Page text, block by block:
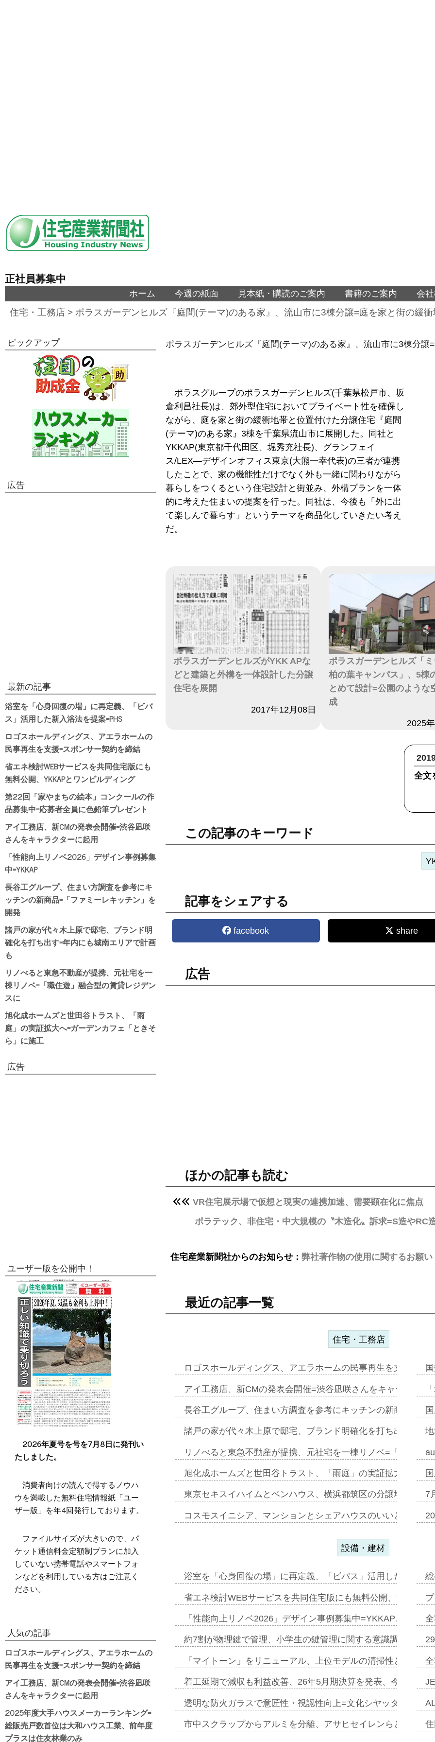
正社員募集中
ホーム 今週の紙面 見本紙・購読のご案内 書籍のご案内 会
住宅・工務店 > ポラスガーデンヒルズ『庭間(テーマ)のある家』、流山市に3棟分譲=庭を家と街の緩
ポラスガーデンヒルズ『庭間(テーマ)のある家』、流山市に3棟分譲
ポラスグループのポラスガーデンヒルズ(千葉県松戸市、坂
倉利昌社長)は、郊外型住宅においてプライベート性を確保し
ながら、庭を家と街の緩衝地帯と位置付けた分譲住宅『庭間
(テーマ)のある家』3棟を千葉県流山市に展開した。同社と
YKKAP(東京都千代田区、堀秀充社長)、グランフェイ
ス/LEX―デザインオフィス東京(大熊一幸代表)の三者が連携
したことで、家の機能性だけでなく外も一緒に関わりながら
暮らしをつくるという住宅設計と街並み、外構プランを一体
的に考えた住まいの提案を行った。同社は、今後も「外に出
て楽しんで暮らす」というテーマを商品化していきたい考え
だ。
ポラスガーデンヒルズがYKK APな
どと建築と外構を一体設計した分譲
住宅を展開
2017年12月08日
ポラスガーデンヒルズ「
柏の葉キャンパス」、5棟
とめて設計=公園のような
成
2025
全文
この記事のキーワード
記事をシェアする
facebook share
広告
ほかの記事も読む
VR住宅展示場で仮想と現実の連携加速、需要顕在化に焦点
ポラテック、非住宅・中大規模の〝木造化〟訴求=S造やRC
住宅産業新聞社からのお知らせ： 弊社著作物の使用に関するお願い
最近の記事一覧
住宅・工務店
ロゴスホールディングス、アエラホームの民事再生を支援=ス
アイ工務店、新CMの発表会開催=渋谷凪咲さんをキャラクタ
長谷工グループ、住まい方調査を参考にキッチンの新商品=「
諸戸の家が代々木上原で邸宅、ブランド明確化を打ち出す=年
リノべると東急不動産が提携、元社宅を一棟リノベ=「職住遊
旭化成ホームズと世田谷トラスト、「雨庭」の実証拡大へ=ガ
東京セキスイハイムとベンハウス、横浜都筑区の分譲地開発で
コスモスイニシア、マンションとシェアハウスのいいとこどり
7
設備・建材
浴室を「心身回復の場」に再定義、「ビバス」活用した新入浴
省エネ検討WEBサービスを共同住宅版にも無料公開、YKKAP
「性能向上リノベ2026」デザイン事例募集中=YKKAP…
約7割が物理鍵で管理、小学生の鍵管理に関する意識調査
「マイトーン」をリニューアル、上位モデルの清掃性と安全
着工延期で減収も利益改善、26年5月期決算を発表、今期は増
透明な防火ガラスで意匠性・視認性向上=文化シヤッター…
市中スクラップからアルミを分離、アサヒセイレンらと協働開
ピックアップ
広告
最新の記事
浴室を「心身回復の場」に再定義、「ビバ
ス」活用した新入浴法を提案=PHS
ロゴスホールディングス、アエラホームの
民事再生を支援=スポンサー契約を締結
省エネ検討WEBサービスを共同住宅版にも
無料公開、YKKAPとワンビルディング
第22回「家やまちの絵本」コンクールの作
品募集中=応募者全員に色鉛筆プレゼント
アイ工務店、新CMの発表会開催=渋谷凪咲
さんをキャラクターに起用
「性能向上リノベ2026」デザイン事例募集
中=YKKAP
長谷工グループ、住まい方調査を参考にキ
ッチンの新商品=「ファミーレキッチン」を
開発
諸戸の家が代々木上原で邸宅、ブランド明
確化を打ち出す=年内にも城南エリアで計画
も
リノべると東急不動産が提携、元社宅を一
棟リノベ=「職住遊」融合型の賃貸レジデン
スに
旭化成ホームズと世田谷トラスト、「雨
庭」の実証拡大へ=ガーデンカフェ「ときそ
ら」に施工
広告
ユーザー版を公開中！
2026年夏号を号を7月8日に発刊い
たしました。
消費者向けの読んで得するノウハ
ウを満載した無料住宅情報紙「ユー
ザー版」を年4回発行しております。
ファイルサイズが大きいので、パ
ケット通信料金定額制プランに加入
していない携帯電話やスマートフォ
ンなどを利用している方はご注意く
ださい。
人気の記事
ロゴスホールディングス、アエラホームの
民事再生を支援=スポンサー契約を締結
アイ工務店、新CMの発表会開催=渋谷凪咲
さんをキャラクターに起用
2025年度大手ハウスメーカーランキング=
総販売戸数首位は大和ハウス工業、前年度
プラスは住友林業のみ